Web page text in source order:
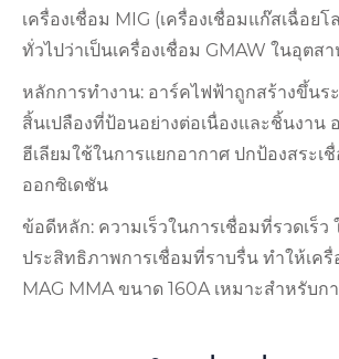
เครื่องเชื่อม MIG (เครื่องเชื่อมแก๊สเฉื่อย
ทั่วไปว่าเป็นเครื่องเชื่อม GMAW ในอุตส
หลักการทำงาน: อาร์คไฟฟ้าถูกสร้างขึ้นร
สิ้นเปลืองที่ป้อนอย่างต่อเนื่องและชิ้นงาน
ฮีเลียมใช้ในการแยกอากาศ ปกป้องสระเ
ออกซิเดชัน
ข้อดีหลัก: ความเร็วในการเชื่อมที่รวดเร็ว
ประสิทธิภาพการเชื่อมที่ราบรื่น ทำให้เครื่
MAG MMA ขนาด 160A เหมาะสำหรับ